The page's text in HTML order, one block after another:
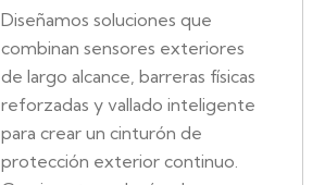
Diseñamos soluciones que
combinan sensores exteriores
de largo alcance, barreras físicas
reforzadas y vallado inteligente
para crear un cinturón de
protección exterior continuo.